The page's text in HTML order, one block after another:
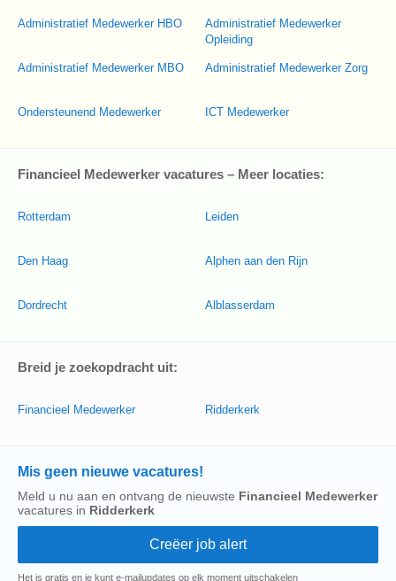
Administratief Medewerker HBO
Administratief Medewerker MBO
Ondersteunend Medewerker
Administratief Medewerker
Opleiding
Administratief Medewerker Zorg
ICT Medewerker
Financieel Medewerker vacatures – Meer locaties:
Rotterdam
Den Haag
Dordrecht
Leiden
Alphen aan den Rijn
Alblasserdam
Breid je zoekopdracht uit:
Financieel Medewerker Ridderkerk
Mis geen nieuwe vacatures!
Meld u nu aan en ontvang de nieuwste Financieel Medewerker
vacatures in Ridderkerk
Het is gratis en je kunt e-mailupdates op elk moment uitschakelen